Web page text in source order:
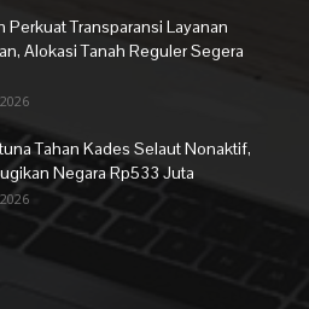
Perkuat Transparansi Layanan
Alokasi Tanah Reguler Segera
Tahan Kades Selaut Nonaktif,
Negara Rp533 Juta